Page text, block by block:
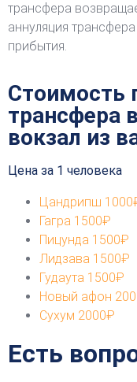
трансфера
аннуляция
прибытия.
Стоимость
трансфера
вокзал из
Цена за 1 человека
Цандрипш
Гагра 1500₽
Пицунда 1500₽
Лидзава 1500₽
Гудаута 1500₽
Новый афон
Сухум 2000₽
Есть